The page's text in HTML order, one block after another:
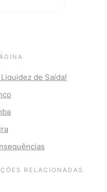
de Saída!
RELACIONADAS